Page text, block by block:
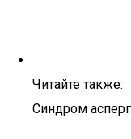
Читайте также:
Синдром